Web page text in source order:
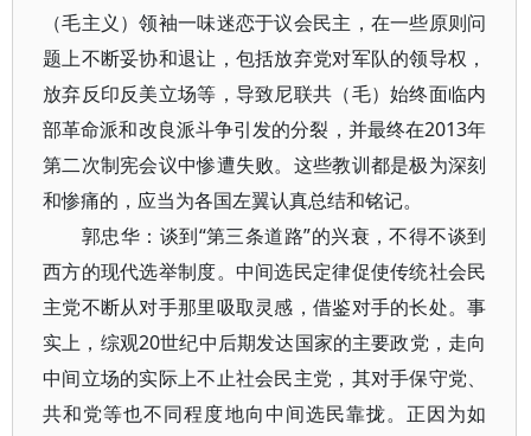
（毛主义）领袖一味迷恋于议会民主，在一些原则问
题上不断妥协和退让，包括放弃党对军队的领导权，
放弃反印反美立场等，导致尼联共（毛）始终面临内
部革命派和改良派斗争引发的分裂，并最终在2013年
第二次制宪会议中惨遭失败。这些教训都是极为深刻
和惨痛的，应当为各国左翼认真总结和铭记。
郭忠华：谈到“第三条道路”的兴衰，不得不谈到
西方的现代选举制度。中间选民定律促使传统社会民
主党不断从对手那里吸取灵感，借鉴对手的长处。事
实上，综观20世纪中后期发达国家的主要政党，走向
中间立场的实际上不止社会民主党，其对手保守党、
共和党等也不同程度地向中间选民靠拢。正因为如